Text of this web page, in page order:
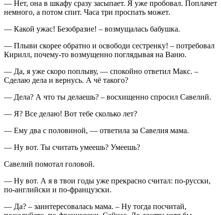
— Нет, она в шкафу сразу засыпает. Я уже пробовал. Поплачет
немного, а потом спит. Часа три проспать может.
— Какой ужас! Безобразие! – возмущалась бабушка.
— Плыви скорее обратно и освободи сестренку! – потребовал
Кирилл, почему-то возмущенно поглядывая на Ваню.
— Да, я уже скоро поплыву, — спокойно ответил Макс. –
Сделаю дела и вернусь. А чё такого?
— Дела? А что ты делаешь? – восхищенно спросил Савелий.
— Я? Все делаю! Вот тебе сколько лет?
— Ему два с половиной, — ответила за Савелия мама.
— Ну вот. Ты считать умеешь? Умеешь?
Савелий помотал головой.
— Ну вот. А я в твои годы уже прекрасно считал: по-русски,
по-английски и по-французски.
— Да? – заинтересовалась мама. – Ну тогда посчитай,